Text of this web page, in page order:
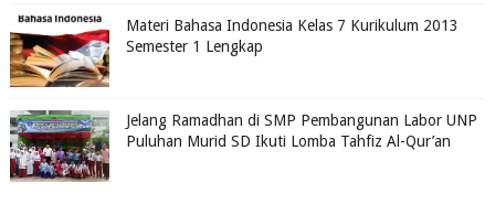
Materi Bahasa Indonesia Kelas 7 Kurikulum 2013
Semester 1 Lengkap
Jelang Ramadhan di SMP Pembangunan Labor UNP
Puluhan Murid SD Ikuti Lomba Tahfiz Al-Qur’an